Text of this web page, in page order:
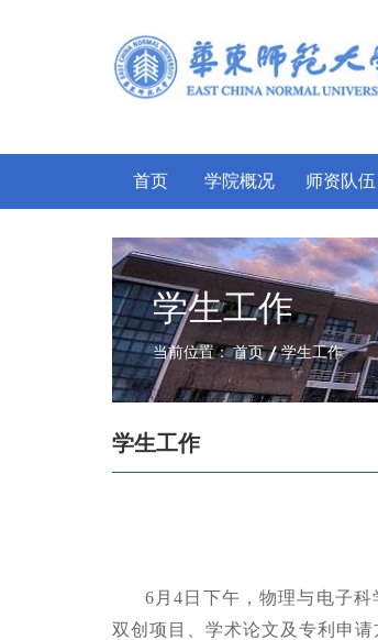
首页 学院概况 师资队伍
学生工作
当前位置：首页 学生工作
学生工作
6月4日下午，物理与电子
双创项目、学术论文及专利申